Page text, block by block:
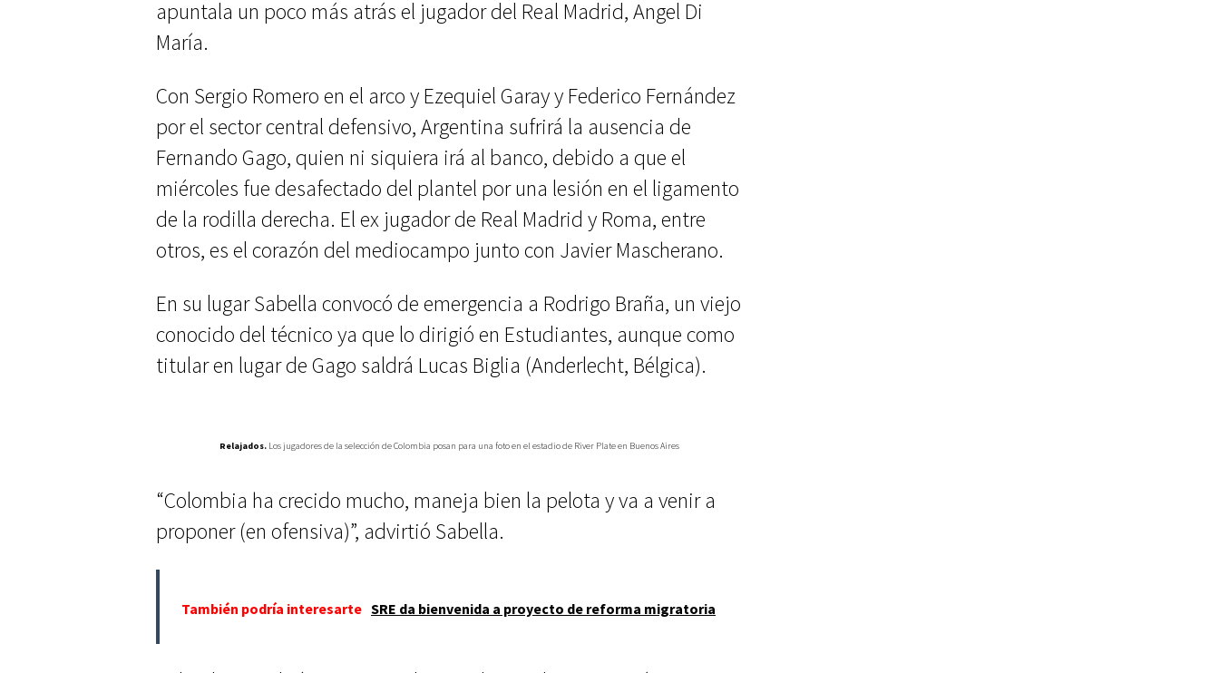
apuntala un poco más atrás el jugador del Real Madrid, Angel Di
María.
Con Sergio Romero en el arco y Ezequiel Garay y Federico Fernández
por el sector central defensivo, Argentina sufrirá la ausencia de
Fernando Gago, quien ni siquiera irá al banco, debido a que el
miércoles fue desafectado del plantel por una lesión en el ligamento
de la rodilla derecha. El ex jugador de Real Madrid y Roma, entre
otros, es el corazón del mediocampo junto con Javier Mascherano.
En su lugar Sabella convocó de emergencia a Rodrigo Braña, un viejo
conocido del técnico ya que lo dirigió en Estudiantes, aunque como
titular en lugar de Gago saldrá Lucas Biglia (Anderlecht, Bélgica).
Relajados.Los jugadores de la selección de Colombia posan para una foto en el estadio de River Plate en Buenos Aires
“Colombia ha crecido mucho, maneja bien la pelota y va a venir a
proponer (en ofensiva)”, advirtió Sabella.
También podría interesarte SRE da bienvenida a proyecto de reforma migratoria